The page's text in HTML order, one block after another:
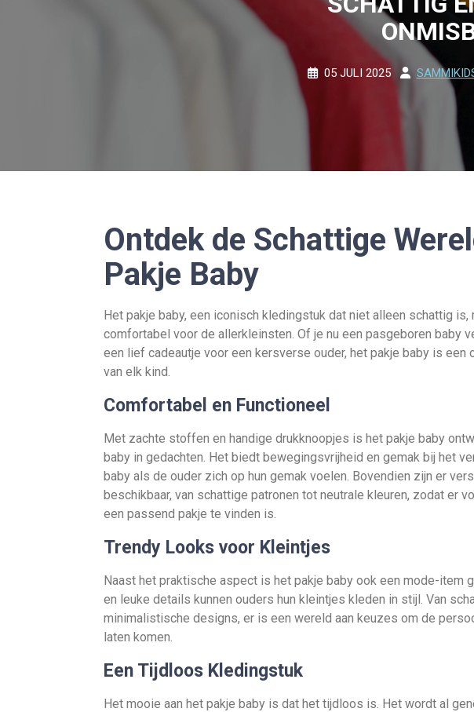
05 JULI 2025
Ontdek de Schattige
Pakje Baby
Het pakje baby, een iconisch kledingstuk dat niet alleen schattig is,
comfortabel voor de allerkleinsten. Of je nu een pasgeboren baby
een lief cadeautje voor een kersverse ouder, het pakje baby is een
van elk kind.
Comfortabel en Functioneel
Met zachte stoffen en handige drukknoopjes is het pakje baby
baby in gedachten. Het biedt bewegingsvrijheid en gemak bij het
baby als de ouder zich op hun gemak voelen. Bovendien zijn er
beschikbaar, van schattige patronen tot neutrale kleuren, zodat er
een passend pakje te vinden is.
Trendy Looks voor Kleintjes
Naast het praktische aspect is het pakje baby ook een mode-item
en leuke details kunnen ouders hun kleintjes kleden in stijl. Van
minimalistische designs, er is een wereld aan keuzes om de
laten komen.
Een Tijdloos Kledingstuk
Het mooie aan het pakje baby is dat het tijdloos is. Het wordt al